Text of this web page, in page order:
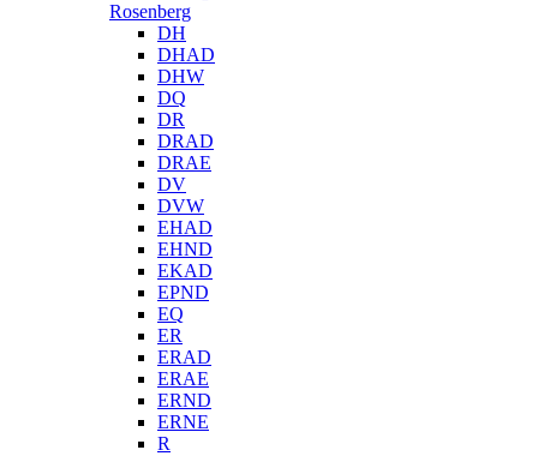
Rosenberg
DH
DHAD
DHW
DQ
DR
DRAD
DRAE
DV
DVW
EHAD
EHND
EKAD
EPND
EQ
ER
ERAD
ERAE
ERND
ERNE
R